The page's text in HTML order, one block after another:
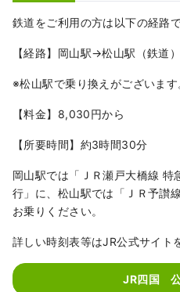
鉄道をご利用の方は以下の経路
【経路】岡山駅→松山駅（鉄道
※松山駅で乗り換えがございます
【料金】8,030円から
【所要時間】約3時間30分
岡山駅では「ＪＲ瀬戸大橋線 特
行」に、松山駅では「ＪＲ予讃
お乗りください。
詳しい時刻表等はJR公式サイト
JR四国